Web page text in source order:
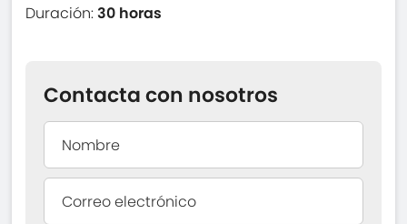
Duración:30 horas
Contacta con nosotros